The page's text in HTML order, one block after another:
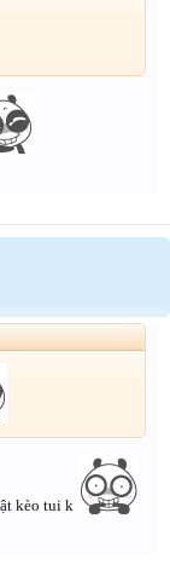
kèo tui k